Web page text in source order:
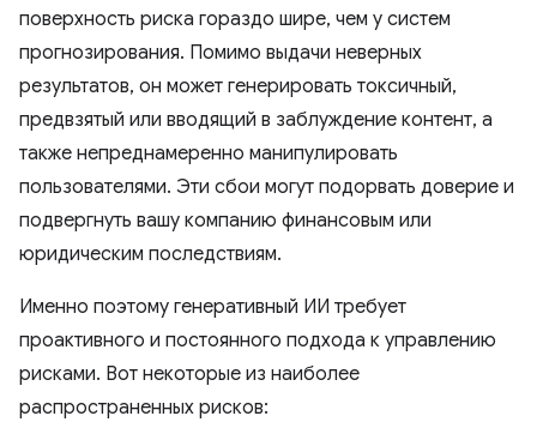
поверхность риска гораздо шире, чем у систем
прогнозирования. Помимо выдачи неверных
результатов, он может генерировать токсичный,
предвзятый или вводящий в заблуждение контент, а
также непреднамеренно манипулировать
пользователями. Эти сбои могут подорвать доверие и
подвергнуть вашу компанию финансовым или
юридическим последствиям.
Именно поэтому генеративный ИИ требует
проактивного и постоянного подхода к управлению
рисками. Вот некоторые из наиболее
распространенных рисков: